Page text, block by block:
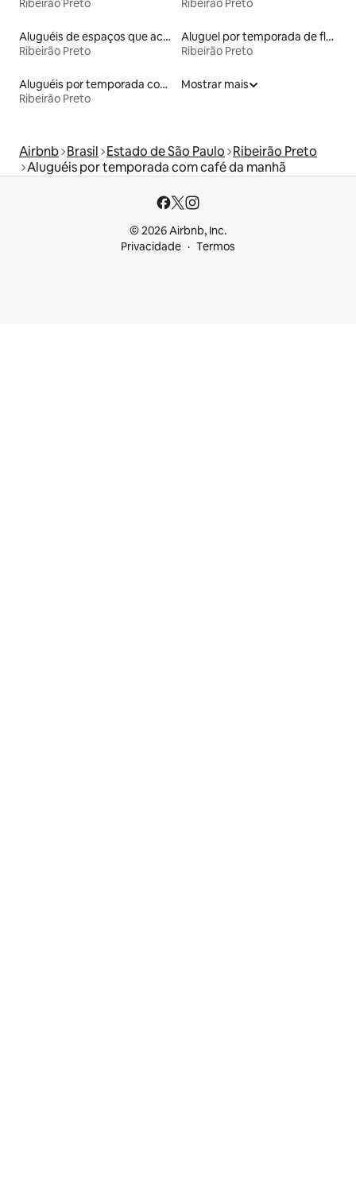
Ribeirão Preto Ribeirão Preto
Aluguéis de espaços que aceitam animais de estimação
Ribeirão Preto
Aluguel por temporada de flats
Ribeirão Preto
Aluguéis por temporada com sauna
Ribeirão Preto
Mostrar mais
Airbnb Brasil Estado de São Paulo Ribeirão Preto
Aluguéis por temporada com café da manhã
© 2026 Airbnb, Inc.
Privacidade
Termos